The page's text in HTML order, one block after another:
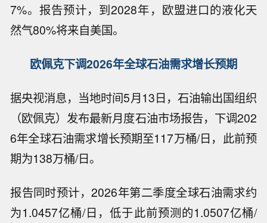
7%。报告预计，到2028年，欧盟进口的液化天
然气80%将来自美国。
欧佩克下调2026年全球石油需求增长预期
据央视消息，当地时间5月13日，石油输出国组织
（欧佩克）发布最新月度石油市场报告，下调202
6年全球石油需求增长预期至117万桶/日，此前预
期为138万桶/日。
报告同时预计，2026年第二季度全球石油需求约
为1.0457亿桶/日，低于此前预测的1.0507亿桶/